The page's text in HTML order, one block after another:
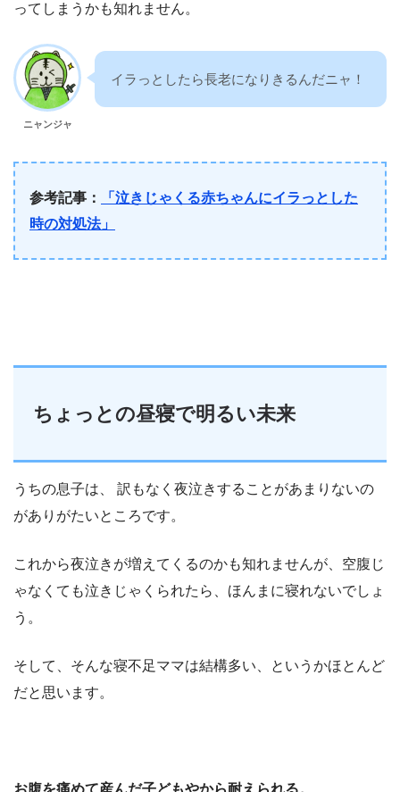
ってしまうかも知れません。
ニャンジャ
イラっとしたら長老になりきるんだニャ！
参考記事：
「泣きじゃくる赤ちゃんにイラっとした
時の対処法」
ちょっとの昼寝で明るい未来
うちの息子は、 訳もなく夜泣きすることがあまりないの
がありがたいところです。
これから夜泣きが増えてくるのかも知れませんが、空腹じ
ゃなくても泣きじゃくられたら、ほんまに寝れないでしょ
う。
そして、そんな寝不足ママは結構多い、というかほとんど
だと思います。